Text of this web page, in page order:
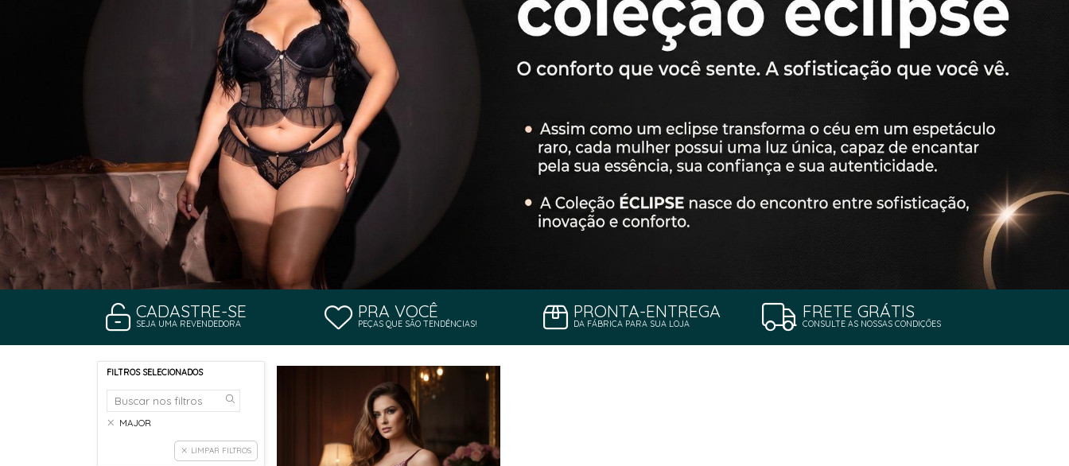
CADASTRE-SE
SEJA UMA REVENDEDORA
PRA VOCÊ
PEÇAS QUE SÃO TENDÊNCIAS!
PRONTA-ENTREGA
DA FÁBRICA PARA SUA LOJA
FRETE GRÁTIS
CONSULTE AS NOSSAS CONDIÇÕES
FILTROS SELECIONADOS
MAJOR
LIMPAR FILTROS